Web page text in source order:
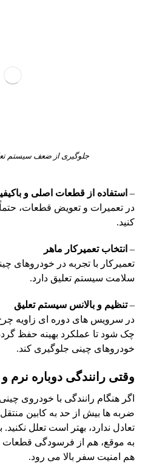
جلوگیری از ضعف سیستم
– استفاده از قطعات اصلی و
در تعمیرات و تعویض قطعات، حتماً
کنید.
– انتخاب تعمیرکار ماهر
تعمیرکار با تجربه در
سلامت سیستم تعلیق دارد.
–تنظیم و بالانس سیستم تعلیق
در سرویس های دوره ای زاویه
چک شود تا عملکرد بهینه حفظ
خودروهای چینی جلوگیری کند.
وقتی رانندگی دوباره نرم
اگر هنگام رانندگی با خودروی
ضربه‌ ها بیش از حد به کابین
تعادل ندارد، بهتر است تعلل
به‌ موقع، هم از فرسودگی
هم امنیت سفر بالا می‌ رود.